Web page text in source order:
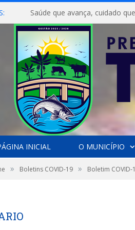
Saúde que avança, cuidado
INICIAL O MUNICÍPIO
» Boletins COVID-19 » Boletim